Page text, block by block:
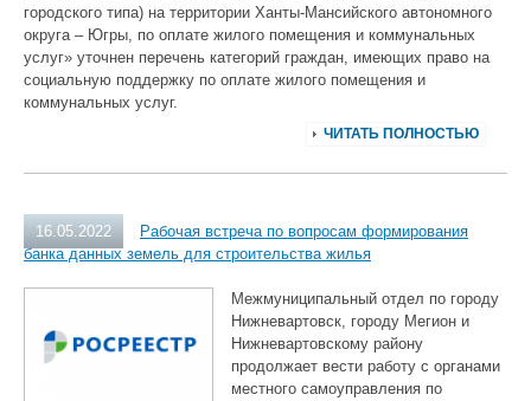
городского типа) на территории Ханты-Мансийского автономного
округа – Югры, по оплате жилого помещения и коммунальных
услуг» уточнен перечень категорий граждан, имеющих право на
социальную поддержку по оплате жилого помещения и
коммунальных услуг.
ЧИТАТЬ ПОЛНОСТЬЮ
16.05.2022
Рабочая встреча по вопросам формирования
банка данных земель для строительства жилья
Межмуниципальный отдел по городу
Нижневартовск, городу Мегион и
Нижневартовскому району
продолжает вести работу с органами
местного самоуправления по